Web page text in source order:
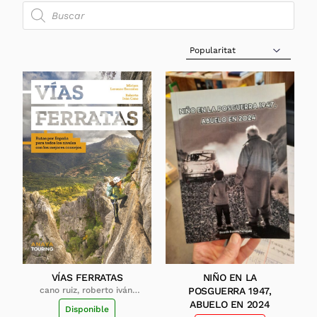
Sort Products
VÍAS FERRATAS
cano ruiz, roberto iván;
lorenzo gonzález, miriam
Disponible
NIÑO EN LA
POSGUERRA 1947,
ABUELO EN 2024